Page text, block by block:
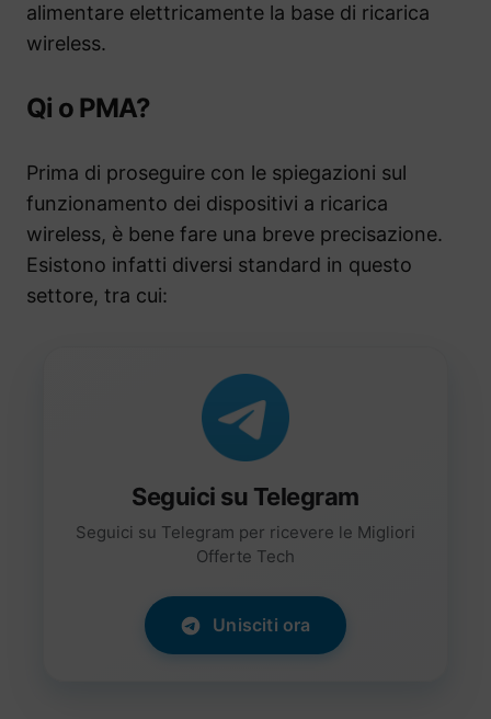
alimentare elettricamente la base di ricarica
wireless.
Qi o PMA?
Prima di proseguire con le spiegazioni sul
funzionamento dei dispositivi a ricarica
wireless, è bene fare una breve precisazione.
Esistono infatti diversi standard in questo
settore, tra cui:
Seguici su Telegram
Seguici su Telegram per ricevere le Migliori
Offerte Tech
Unisciti ora